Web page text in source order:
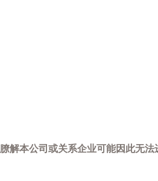
本公司或关系企业可能因此无